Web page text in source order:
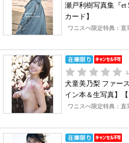
瀬戸利樹写真集『et
カード】
ワニスぺ限定特典：直
犬童美乃梨 ファー
イン本＆生写真】【
ワニスぺ限定特典：